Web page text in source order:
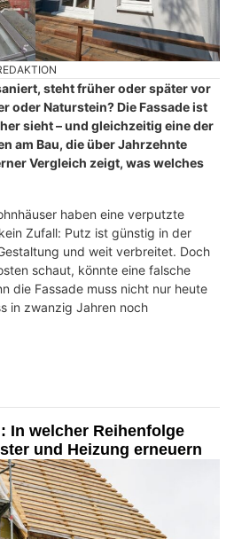
steht früher oder später vor
oder Naturstein? Die Fassade ist
sieht – und gleichzeitig eine der
am Bau, die über Jahrzehnte
Vergleich zeigt, was welches
haben eine verputzte
Zufall: Putz ist günstig in der
und weit verbreitet. Doch
schaut, könnte eine falsche
die Fassade muss nicht nur heute
in zwanzig Jahren noch
In welcher Reihenfolge
und Heizung erneuern